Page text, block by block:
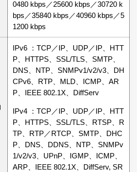
0480 kbps／25600 kbps／30720 k
bps／35840 kbps／40960 kbps／5
1200 kbps
IPv6 ：TCP／IP、UDP／IP、HTT
P、HTTPS、SSL/TLS、SMTP、
DNS、NTP、SNMPv1/v2/v3、DH
CPv6、RTP、MLD、ICMP、AR
P、IEEE 802.1X、DiffServ
IPv4 ：TCP／IP、UDP／IP、HTT
P、HTTPS、SSL/TLS、RTSP、R
TP、RTP／RTCP、SMTP、DHC
P、DNS、DDNS、NTP、SNMPv
1/v2/v3、UPnP、IGMP、ICMP、
ARP、IEEE 802.1X、DiffServ, SR